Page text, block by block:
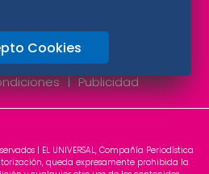
Directorio
Publicidad
| EL UNIVERSAL, Compañía Periodística
queda expresamente prohibida la
Cookies